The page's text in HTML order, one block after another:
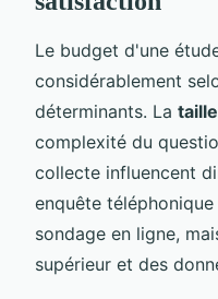
Le budget d'une
considérablement
déterminants. La
complexité du
collecte influencent
enquête
sondage en ligne,
supérieur et des